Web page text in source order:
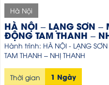
Hà Nội
HÀ NỘI – LẠNG SƠN
ĐỘNG TAM THANH –
Hành trình: HÀ NỘI - LẠNG
TAM THANH – NHỊ THANH
Thời gian 1 Ngày